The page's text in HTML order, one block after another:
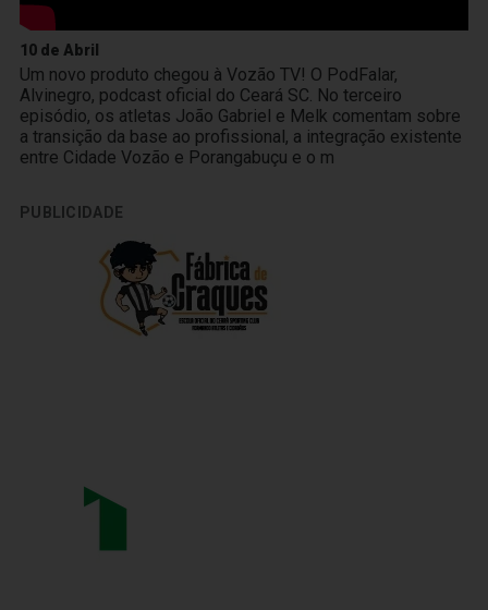
10 de Abril
Um novo produto chegou à Vozão TV! O PodFalar,
Alvinegro, podcast oficial do Ceará SC. No terceiro
episódio, os atletas João Gabriel e Melk comentam sobre
a transição da base ao profissional, a integração existente
entre Cidade Vozão e Porangabuçu e o m
PUBLICIDADE